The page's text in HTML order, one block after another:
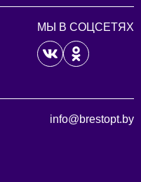
МЫ В СОЦСЕТЯХ
info@brestopt.by